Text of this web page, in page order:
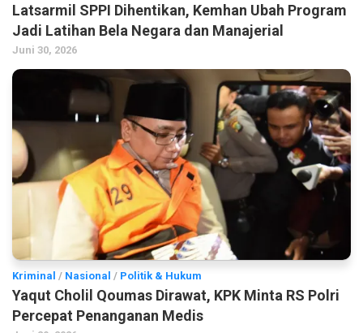
Latsarmil SPPI Dihentikan, Kemhan Ubah Program
Jadi Latihan Bela Negara dan Manajerial
Juni 30, 2026
Kriminal / Nasional / Politik & Hukum
Yaqut Cholil Qoumas Dirawat, KPK Minta RS Polri
Percepat Penanganan Medis